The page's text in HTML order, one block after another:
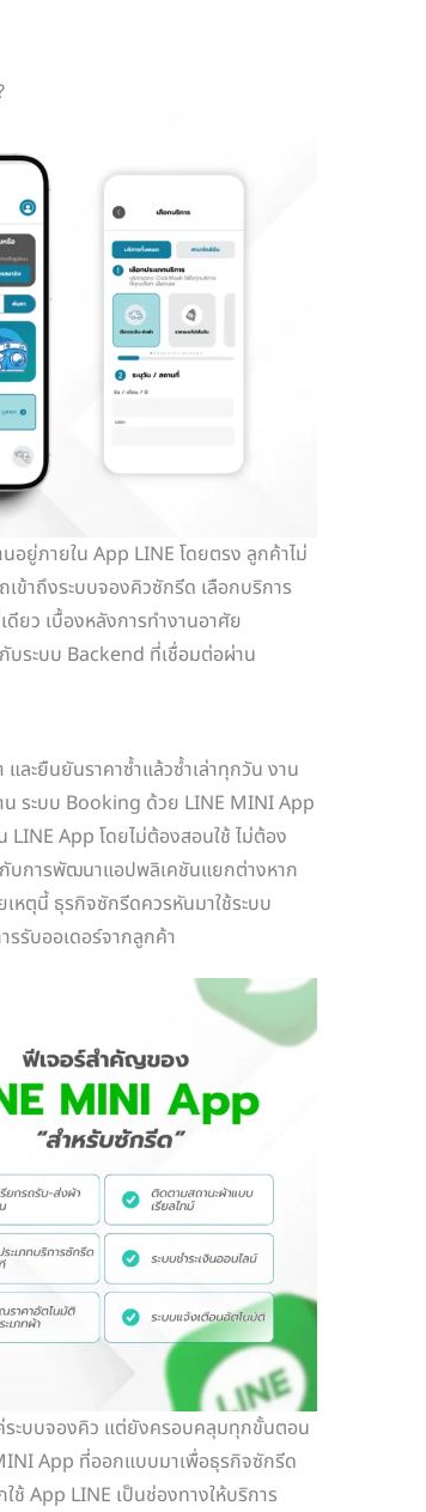
อยู่ภายใน App LINE โดยตรง ลูกค้าไม่
ข้าถึงระบบจองคิวซักรีด เลือกบริการ
ยว เบื้องหลังการทำงานอาศัย
บระบบ Backend ที่เชื่อมต่อผ่าน
ะยืนยันราคาซ้ำแล้วซ้ำเล่าทุกวัน งาน
ระบบ Booking ด้วย LINE MINI App
App โดยไม่ต้องสอนใช้ ไม่ต้อง
บการพัฒนาแอปพลิเคชันแยกต่างหาก
หตุนี้ ธุรกิจซักรีดควรหันมาใช้ระบบ
รับออเดอร์จากลูกค้า
ระบบจองคิว แต่ยังครอบคลุมทุกขั้นตอน
App ที่ออกแบบมาเพื่อธุรกิจซักรีด
ช้ App LINE เป็นช่องทางให้บริการ